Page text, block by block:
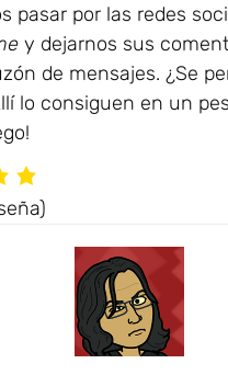
pasar por las redes
y dejarnos sus
de mensajes. ¿Se
lo consiguen en un